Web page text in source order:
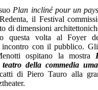
Plan incliné pour un
il Festival
di dimensioni
questa volta al Foyer
incontro con il pubblico.
ospitano la mostra
della commedia
di Piero Tauro alla